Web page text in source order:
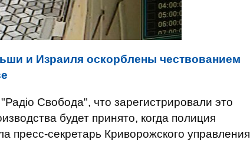
и Израиля оскорблены чествованием
Свобода", что зарегистрировали это
будет принято, когда полиция
пресс-секретарь Криворожского управления